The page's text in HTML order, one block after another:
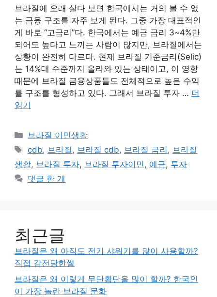
브라질에 오래 살다 보면 한국에서는 거의 볼 수 없
는 금융 구조를 자주 보게 된다. 그중 가장 대표적인
게 바로 “고금리”다. 한국에서는 예금 금리 3~4%만
되어도 높다고 느끼는 사람이 많지만, 브라질에서는
상황이 완전히 다르다. 현재 브라질 기준금리(Selic)
는 14%대 수준까지 올라와 있는 상태이고, 이 영향
때문에 브라질 금융상품들도 전체적으로 높은 수익
률 구조를 형성하고 있다. 그래서 브라질 투자 … 더
읽기
카
테
리
브라질 이민생활
태
그
cdb, 브라질 , 브라질 cdb, 브라질 금리 , 브라질
생활, 브라질 투자, 브라질 투자이민 , 예금, 투자
댓글 한 개
최근글
브라질은 왜 아직도 전기 샤워기를 많이 사용할까?
직접 감전당한썰
브라질은 왜 이렇게 무단횡단을 많이 할까? 한국인
이 가장 놀란 브라질 문화